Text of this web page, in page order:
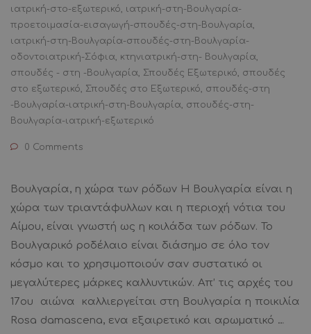
ιατρική-στο-εξωτερικό, ιατρική-στη-Βουλγαρία-
προετοιμασία-εισαγωγή-σπουδές-στη-Βουλγαρία,
ιατρική-στη-Βουλγαρία-σπουδές-στη-Βουλγαρία-
οδοντοιατρική-Σόφια, κτηνιατρική-στη- Βουλγαρία,
σπουδές - στη -Βουλγαρία, Σπουδές Εξωτερικό, σπουδές
στο εξωτερικό, Σπουδές στο Εξωτερικό, σπουδές-στη
-Βουλγαρία-ιατρική-στη-Βουλγαρία, σπουδές-στη-
Βουλγαρία-ιατρική-εξωτερικό
0 Comments
Βουλγαρία, η χώρα των ρόδων Η Βουλγαρία είναι η
χώρα των τριαντάφυλλων και η περιοχή νότια του
Αίμου, είναι γνωστή ως η κοιλάδα των ρόδων. Το
Βουλγαρικό ροδέλαιο είναι διάσημο σε όλο τον
κόσμο και το χρησιμοποιούν σαν συστατικό οι
μεγαλύτερες μάρκες καλλυντικών. Απ’ τις αρχές του
17ου αιώνα καλλιεργείται στη Βουλγαρία η ποικιλία
Rosa damascena, ενα εξαιρετικό και αρωματικό …